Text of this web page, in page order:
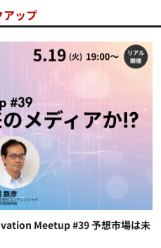
アップ
Meetup #39 予想市場は未